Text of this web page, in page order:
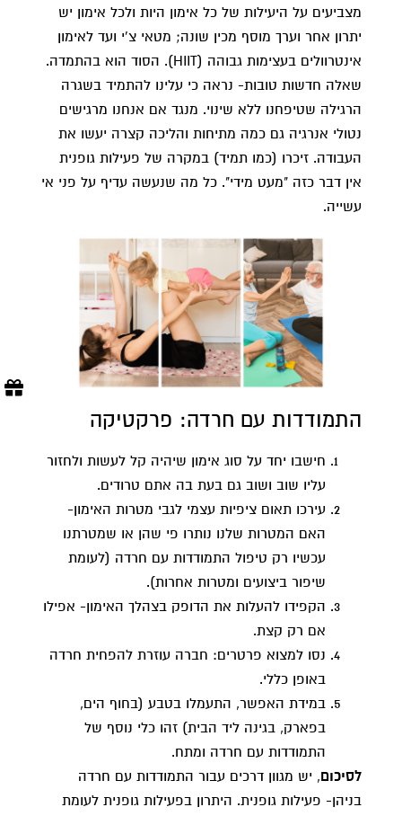
מצביעים על היעילות של כל אימון היות ולכל אימון יש
יתרון אחר וערך מוסף מכין שונה; מטאי צ'י ועד לאימון
אינטרוולים בעצימות גבוהה (HIIT). הסוד הוא בהתמדה.
שאלה חדשות טובות- נראה כי עלינו להתמיד בשגרה
הרגילה שטיפחנו ללא שינוי. מנגד אם אנחנו מרגישים
נטולי אנרגיה גם כמה מתיחות והליכה קצרה יעשו את
העבודה. זיכרו (כמו תמיד) במקרה של פעילות גופנית
אין דבר כזה "מעט מידי". כל מה שנעשה עדיף על פני אי
עשייה.
התמודדות עם חרדה: פרקטיקה
חישבו יחד על סוג אימון שיהיה קל לעשות ולחזור
עליו שוב ושוב גם בעת בה אתם טרודים.
עירכו תאום ציפיות עצמי לגבי מטרות האימון-
האם המטרות שלנו נותרו פי שהן או שמטרתנו
עכשיו רק טיפול התמודדות עם חרדה (לעומת
שיפור ביצועים ומטרות אחרות).
הקפידו להעלות את הדופק בצהלך האימון- אפילו
אם רק קצת.
נסו למצוא פרטרים: חברה עוזרת להפחית חרדה
באופן כללי.
במידת האפשר, התעמלו בטבע (בחוף הים,
בפארק, בגינה ליד הבית) זהו כלי נוסף של
התמודדות עם חרדה ומתח.
לסיכום, יש מגוון דרכים עבור התמודדות עם חרדה
בניהן- פעילות גופנית. היתרון בפעילות גופנית לעומת